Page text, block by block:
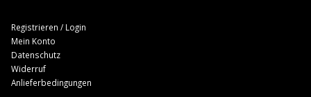
Registrieren / Login
Mein Konto
Datenschutz
Widerruf
Anlieferbedingungen